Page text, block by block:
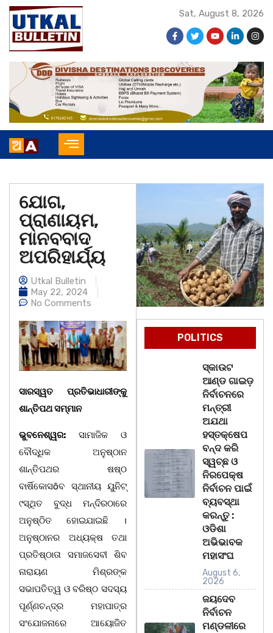
Sat, August 8, 2026
ଯୋଗ,
ପ୍ରାଣାୟମ,
ମାନବବାଦ
ଅପରିହାର୍ଯ୍ୟ
Utkal Bulletin
May 22, 2024
No Comments
ସାରସ୍ୱତ ପ୍ରତିଭାଧାରୀଙ୍କୁ
ଶାନ୍ତିପଥ ସମ୍ମାନ
ଭୁବନେଶ୍ୱର: ସାମାଜିକ ଓ
ବୌଦ୍ଧିକ ଅନୁଷ୍ଠାନ
ଶାନ୍ତିପଥର ଷଷ୍ଠ
ବାର୍ଷିକୋସôବ ସ୍ଥାନୀୟ ୟୁନିଟ୍
୯ସ୍ଥିତ ବୁଦ୍ଧ ମନ୍ଦିରଠାରେ
ଅନୁଷ୍ଠିତ ହୋଇଯାଇଛି ।
ଅନୁଷ୍ଠାନର ଅଧ୍ୟକ୍ଷ ତଥା
ପ୍ରତିଷ୍ଠାତା ସମାଜସେବୀ ଶିବ
ନାରାୟଣ ମିଶ୍ରଙ୍କ
ସଭାପତିତ୍ୱ ଓ ବରିଷ୍ଠ ସଦସ୍ୟ
ପୂର୍ଣ୍ଣଚନ୍ଦ୍ର ମହାପାତ୍ର
ସଂଯୋଜନାରେ ଆୟୋଜିତ
POLITICS
ସ୍କାଉଟ
ଆଣ୍ଡ ଗାଇଡ଼
ନିର୍ବାଚନରେ
ମନ୍ତ୍ରୀ
ଅଯଥା
ହସ୍ତକ୍ଷେପ
ବନ୍ଦ କରି
ସ୍ୱଚ୍ଛ ଓ
ନିରପେକ୍ଷ
ନିର୍ବାଚନ ପାଇଁ
ବ୍ୟବସ୍ଥା
କରନ୍ତୁ :
ଓଡିଶା
ଅଭିଭାବକ
ମହାସଂଘ
August 6,
2026
ଜୟଦେବ
ନିର୍ବାଚନ
ମଣ୍ଡଳୀରେ